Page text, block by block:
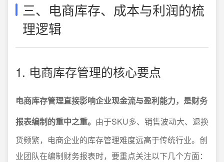
三、电商库存、成本与利润的梳
理逻辑
1. 电商库存管理的核心要点
电商库存管理直接影响企业现金流与盈利能力，是财务
报表编制的重中之重。 由于SKU多、销售波动大、退换
货频繁，电商企业的库存管理难度远高于传统行业。创
业团队在编制财务报表时，要重点关注以下几个方面：